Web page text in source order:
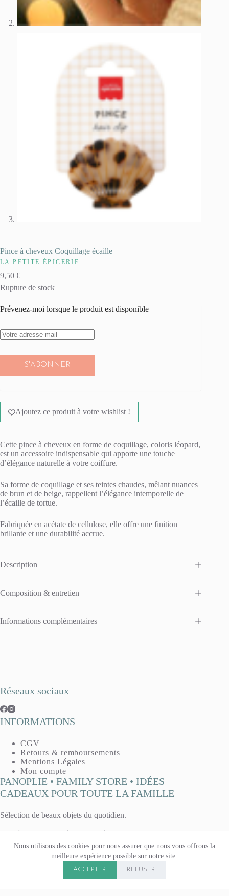
Nous utilisons des cookies pour nous assurer que nous vous offrons la
meilleure expérience possible sur notre site.
ACCEPTER REFUSER
Pince à cheveux Coquillage écaille
LA PETITE ÉPICERIE
9,50 €
Rupture de stock
Prévenez-moi lorsque le produit est disponible
S'ABONNER
Ajoutez ce produit à votre wishlist !
Cette pince à cheveux en forme de coquillage, coloris léopard,
est un accessoire indispensable qui apporte une touche
d’élégance naturelle à votre coiffure.
Sa forme de coquillage et ses teintes chaudes, mêlant nuances
de brun et de beige, rappellent l’élégance intemporelle de
l’écaille de tortue.
Fabriquée en acétate de cellulose, elle offre une finition
brillante et une durabilité accrue.
Description
Composition & entretien
Informations complémentaires
Réseaux sociaux
INFORMATIONS
CGV
Retours & remboursements
Mentions Légales
Mon compte
PANOPLIE • FAMILY STORE • IDÉES
CADEAUX POUR TOUTE LA FAMILLE
Sélection de beaux objets du quotidien.
Horaires de la boutique de Reims :
Mardi, mercredi, vendredi : 10h - 13h / 14h30 - 19h
Jeudi : 14h30 - 19h
Samedi 10h - 13h / 14h - 19h
Boutique fermée le lundi & le dimanche.
15 rue Voltaire, à Reims